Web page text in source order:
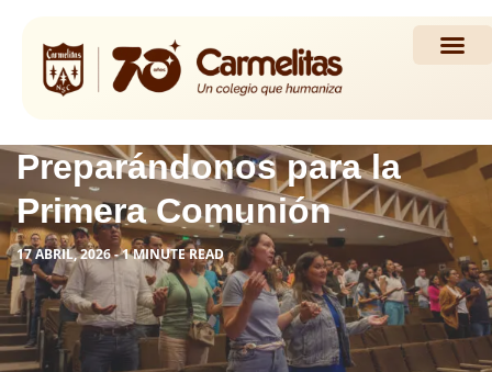
Preparándonos para la
Primera Comunión
17 ABRIL, 2026 - 1 MINUTE READ